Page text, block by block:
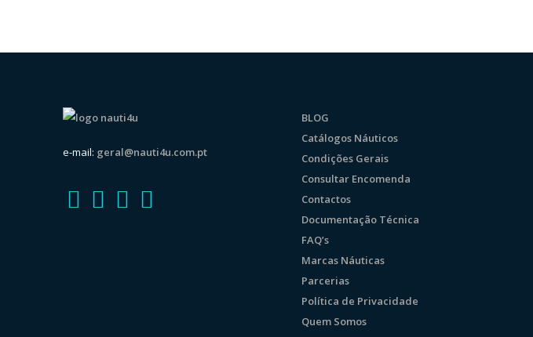
e-mail: geral@nauti4u.com.pt
BLOG
Catálogos Náuticos
Condições Gerais
Consultar Encomenda
Contactos
Documentação Técnica
FAQ’s
Marcas Náuticas
Parcerias
Política de Privacidade
Quem Somos